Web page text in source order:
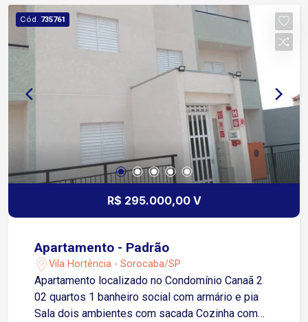
Cód. 735761
R$ 295.000,00 V
Apartamento - Padrão
Vila Hortência - Sorocaba/SP
Apartamento localizado no Condomínio Canaã 2
02 quartos 1 banheiro social com armário e pia
Sala dois ambientes com sacada Cozinha com